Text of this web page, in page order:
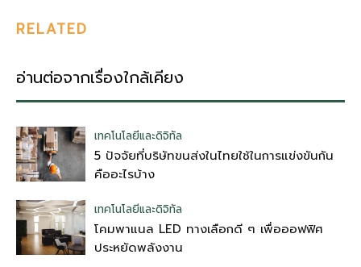
RELATED
อ่านต่อจากเรื่องใกล้เคียง
เทคโนโลยีและดิจิทัล
5 ปัจจัยที่บริษัทขนส่งในไทยใช้ในการแข่งขันกัน
คืออะไรบ้าง
เทคโนโลยีและดิจิทัล
โคมพาแนล LED ทางเลือกดี ๆ เพื่อออฟฟิศ
ประหยัดพลังงาน